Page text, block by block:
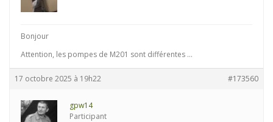
Bonjour
Attention, les pompes de M201 sont différentes …
17 octobre 2025 à 19h22 #173560
gpw14
Participant